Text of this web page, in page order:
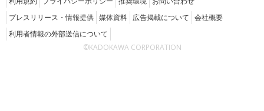
プレスリリース・情報提供 媒体資料 広告掲載について 会社概要
利用者情報の外部送信について
©KADOKAWA CORPORATION